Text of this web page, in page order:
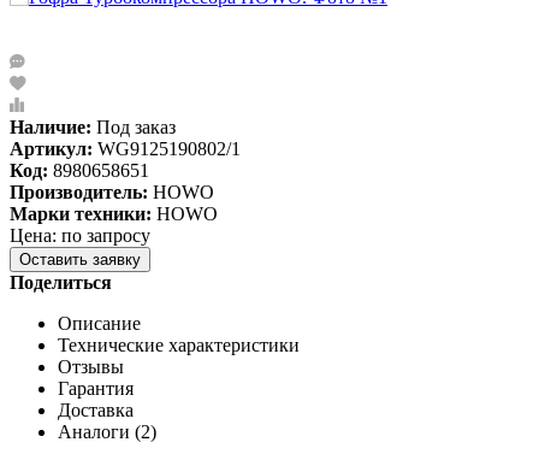
Наличие: Под заказ
Артикул: WG9125190802/1
Код: 8980658651
Производитель: HOWO
Марки техники: HOWO
Цена: по запросу
Оставить заявку
Поделиться
Описание
Технические характеристики
Отзывы
Гарантия
Доставка
Аналоги (2)